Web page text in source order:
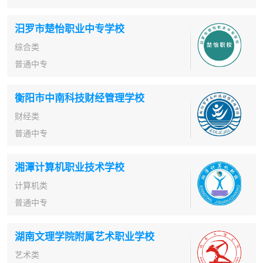
汨罗市楚怡职业中专学校
综合类
普通中专
衡阳市中南科技财经管理学校
财经类
普通中专
湘潭计算机职业技术学校
计算机类
普通中专
湖南文理学院附属艺术职业学校
艺术类